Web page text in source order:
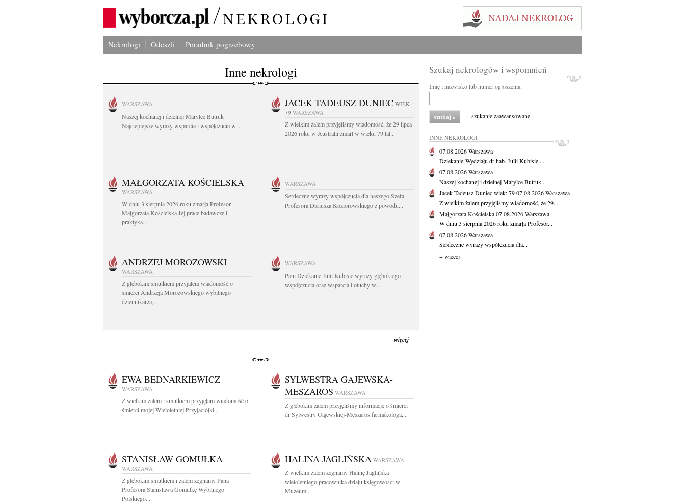
Nekrologi Odeszli Poradnik pogrzebowy
Inne nekrologi
WARSZAWA
Naszej kochanej i dzielnej Marylce Butruk
Najcieplejsze wyrazy wsparcia i współczucia w...
JACEK TADEUSZ DUNIEC WIEK:
79 WARSZAWA
Z wielkim żalem przyjęliśmy wiadomość, że 29 lipca
2026 roku w Australii zmarł w wieku 79 lat...
MAŁGORZATA KOŚCIELSKA
WARSZAWA
W dniu 3 sierpnia 2026 roku zmarła Profesor
Małgorzata Kościelska Jej prace badawcze i
praktyka...
WARSZAWA
Serdeczne wyrazy współczucia dla naszego Szefa
Profesora Dariusza Koziorowskiego z powodu...
ANDRZEJ MOROZOWSKI
WARSZAWA
Z głębokim smutkiem przyjąłem wiadomość o
śmierci Andrzeja Morozowskiego wybitnego
dziennikarza,...
WARSZAWA
Pani Dziekanie Julii Kubisie wyrazy głębokiego
współczucia oraz wsparcia i otuchy w...
więcej
EWA BEDNARKIEWICZ
WARSZAWA
Z wielkim żalem i smutkiem przyjęłam wiadomość o
śmierci mojej Wieloletniej Przyjaciółki...
SYLWESTRA GAJEWSKA-
MESZAROS WARSZAWA
Z głębokim żalem przyjęliśmy informację o śmierci
dr Sylwestry Gajewskiej-Meszaros farmakologa,...
STANISŁAW GOMUŁKA
WARSZAWA
Z głębokim smutkiem i żalem żegnamy Pana
Profesora Stanisława Gomułkę Wybitnego
Polskiego...
HALINA JAGLIŃSKA WARSZAWA
Z wielkim żalem żegnamy Halinę Jaglińską
wieloletniego pracownika działu księgowości w
Muzeum...
Szukaj nekrologów i wspomnień
Imię i nazwisko lub numer ogłoszenia:
+ szukanie zaawansowane
INNE NEKROLOGI
07.08.2026Warszawa
Dziekanie Wydziału dr hab. Julii Kubisie,...
07.08.2026Warszawa
Naszej kochanej i dzielnej Marylce Butruk...
Jacek Tadeusz Duniecwiek: 7907.08.2026Warszawa
Z wielkim żalem przyjęliśmy wiadomość, że 29...
Małgorzata Kościelska07.08.2026Warszawa
W dniu 3 sierpnia 2026 roku zmarła Profesor...
07.08.2026Warszawa
Serdeczne wyrazy współczucia dla...
+ więcej